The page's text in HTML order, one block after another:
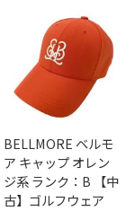
BELLMORE ベルモ
ア キャップ オレン
ジ系 ランク：B 【中
古】ゴルフウェア